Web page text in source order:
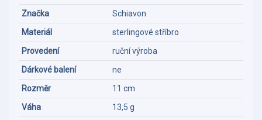
Značka
Schiavon
Materiál
sterlingové stříbro
Provedení
ruční výroba
Dárkové balení
ne
Rozměr
11 cm
Váha
13,5 g